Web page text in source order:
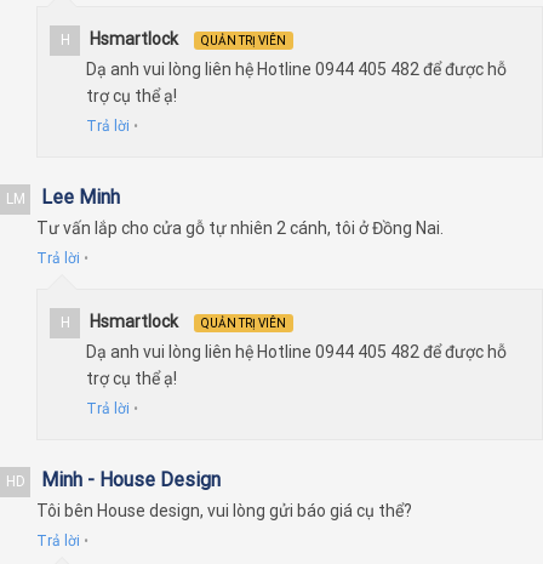
H Hsmartlock QUẢN TRỊ VIÊN
Dạ anh vui lòng liên hệ Hotline 0944 405 482 để được hỗ
trợ cụ thể ạ!
Trả lời •
LM Lee Minh
Tư vấn lắp cho cửa gỗ tự nhiên 2 cánh, tôi ở Đồng Nai.
Trả lời •
H Hsmartlock QUẢN TRỊ VIÊN
Dạ anh vui lòng liên hệ Hotline 0944 405 482 để được hỗ
trợ cụ thể ạ!
Trả lời •
HD Minh - House Design
Tôi bên House design, vui lòng gửi báo giá cụ thể?
Trả lời •